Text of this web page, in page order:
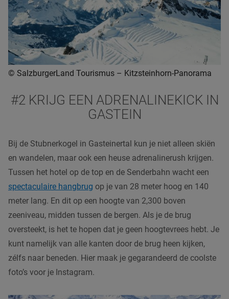
© SalzburgerLand Tourismus – Kitzsteinhorn-Panorama
#2 KRIJG EEN ADRENALINEKICK IN
GASTEIN
Bij de Stubnerkogel in Gasteinertal kun je niet alleen skiën
en wandelen, maar ook een heuse adrenalinerush krijgen.
Tussen het hotel op de top en de Senderbahn wacht een
spectaculaire hangbrug op je van 28 meter hoog en 140
meter lang. En dit op een hoogte van 2,300 boven
zeeniveau, midden tussen de bergen. Als je de brug
oversteekt, is het te hopen dat je geen hoogtevrees hebt. Je
kunt namelijk van alle kanten door de brug heen kijken,
zélfs naar beneden. Hier maak je gegarandeerd de coolste
foto’s voor je Instagram.